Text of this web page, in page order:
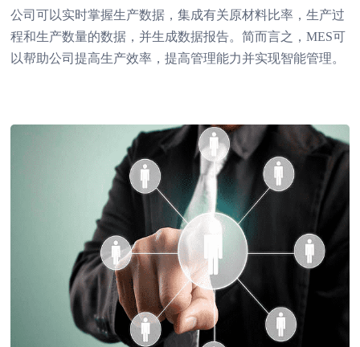
公司可以实时掌握生产数据，集成有关原材料比率，生产过
程和生产数量的数据，并生成数据报告。简而言之，MES可
以帮助公司提高生产效率，提高管理能力并实现智能管理。